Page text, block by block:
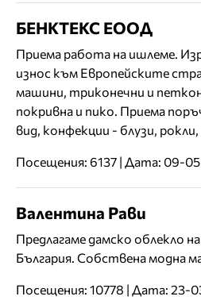
БЕНКТЕКС ЕООД
Приема работа на ишлеме.
износ към Европейските
машини, триконечни и
покривна и пико. Приема
вид, конфекции - блузи,
Посещения: 6137 | Дата: 09-
Валентина Рави
Предлагаме дамско облекло
България. Собствена модна
Посещения: 10778 | Дата: 23-